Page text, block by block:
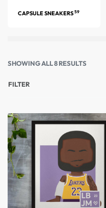
CAPSULE SNEAKERS 59
SHOWING ALL 8 RESULTS
FILTER